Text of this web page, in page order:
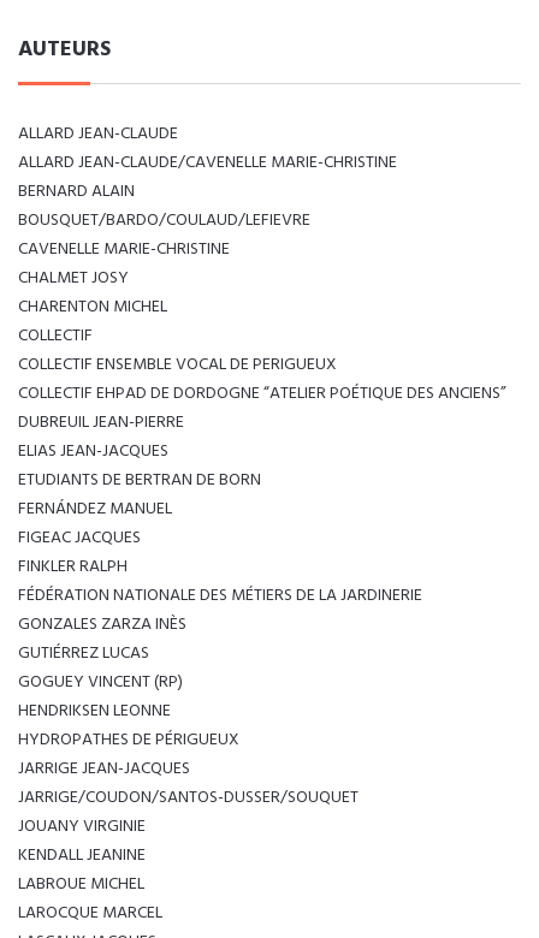
AUTEURS
ALLARD JEAN-CLAUDE
ALLARD JEAN-CLAUDE/CAVENELLE MARIE-CHRISTINE
BERNARD ALAIN
BOUSQUET/BARDO/COULAUD/LEFIEVRE
CAVENELLE MARIE-CHRISTINE
CHALMET JOSY
CHARENTON MICHEL
COLLECTIF
COLLECTIF ENSEMBLE VOCAL DE PERIGUEUX
COLLECTIF EHPAD DE DORDOGNE “ATELIER POÉTIQUE DES ANCIENS”
DUBREUIL JEAN-PIERRE
ELIAS JEAN-JACQUES
ETUDIANTS DE BERTRAN DE BORN
FERNÁNDEZ MANUEL
FIGEAC JACQUES
FINKLER RALPH
FÉDÉRATION NATIONALE DES MÉTIERS DE LA JARDINERIE
GONZALES ZARZA INÈS
GUTIÉRREZ LUCAS
GOGUEY VINCENT (RP)
HENDRIKSEN LEONNE
HYDROPATHES DE PÉRIGUEUX
JARRIGE JEAN-JACQUES
JARRIGE/COUDON/SANTOS-DUSSER/SOUQUET
JOUANY VIRGINIE
KENDALL JEANINE
LABROUE MICHEL
LAROCQUE MARCEL